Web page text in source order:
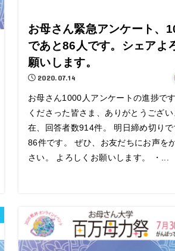
お母さん緊急アンケート、
であと86人です。シェアよ
願いします。
2020.07.14
お母さん1000人アンケートの進捗で
くださった皆さま、ありがとうござ
在、回答者数914件。 明日締め切りで
86件です。 ぜひ、お友だちにお声を
さい。 よろしくお願いします。 ・...